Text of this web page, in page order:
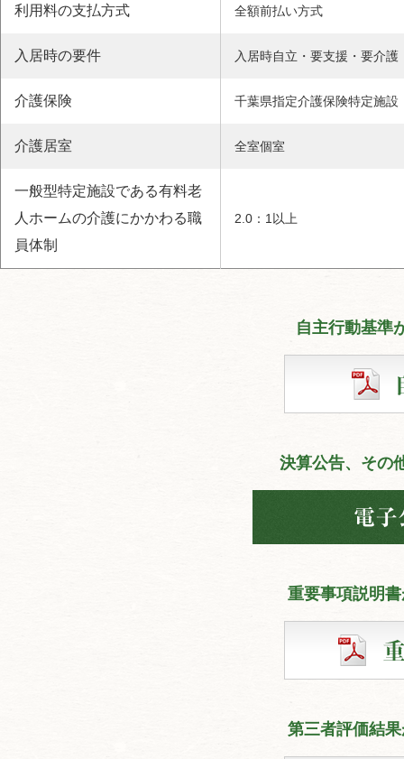
利用料の支払方式 全額前払い方式
入居時の要件 入居時自立・要支援・要介護
介護保険 千葉県指定介護保険特定施
介護居室 全室個室
一般型特定施設である有料老
人ホームの介護にかかわる職
員体制
2.0：1以上
自主行動基準
決算公告、その
重要事項説明
第三者評価結